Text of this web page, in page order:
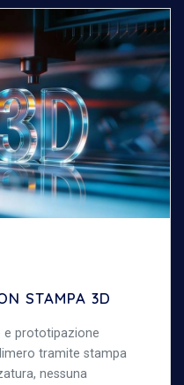
STAMPA 3D
e prototipazione
tramite stampa
nessuna